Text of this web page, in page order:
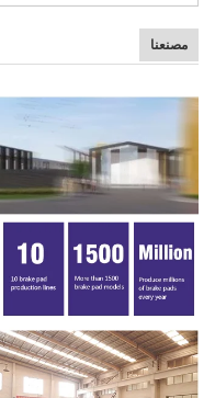
مصنعنا